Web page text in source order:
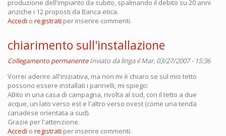
produzione dell'impianto da subito, spalmando il debito su 20 anni
anziche i 12 proposti da Banca etica.
Accedi o registrati per inserire commenti.
chiarimento sull'installazione
Collegamento permanente Inviato dalingail Mar, 03/27/2007 - 15:36
Vorrei aderire all'iniziativa, ma non mi è chiaro se sul mio tetto
possono essere installati i pannelli, mi spiego:
ABito in una casa di campagna, rivolta al sud, con il tetto a due
acque, un lato verso est e l'altro verso ovest (come una tenda
canadese orientata a sud).
Grazie per l'attenzione.
Accedi o registrati per inserire commenti.